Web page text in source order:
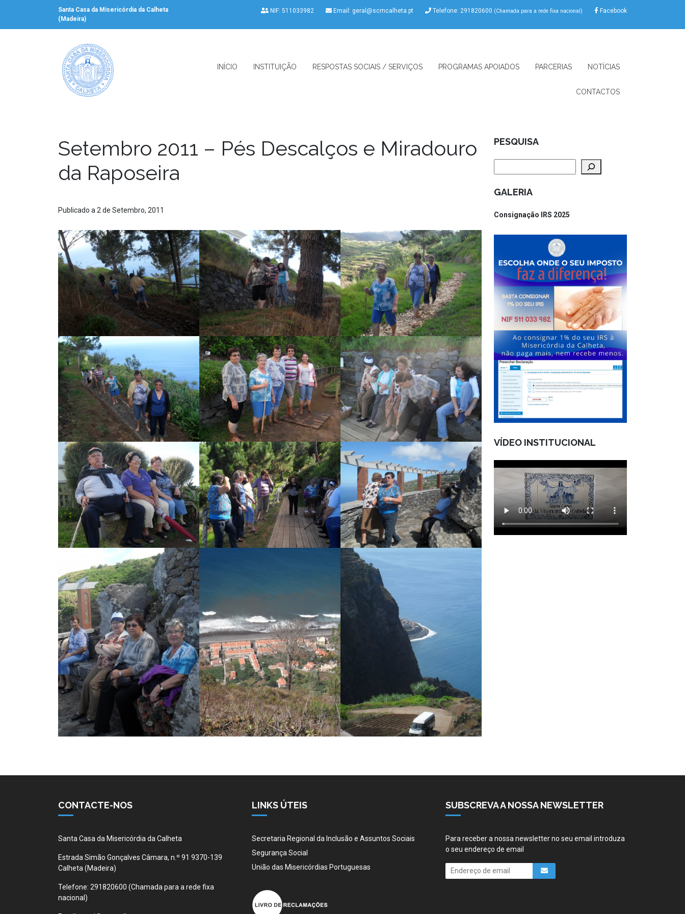
Santa Casa da Misericórdia da Calheta
(Madeira)
NIF: 511033982 Email: geral@scmcalheta.pt Telefone: 291820600 (Chamada para a rede fixa nacional) Facebook
INÍCIO INSTITUIÇÃO RESPOSTAS SOCIAIS / SERVIÇOS PROGRAMAS APOIADOS PARCERIAS NOTÍCIAS
CONTACTOS
Setembro 2011 – Pés Descalços e Miradouro
da Raposeira
Publicado a 2 de Setembro, 2011
PESQUISA
GALERIA
Consignação IRS 2025
VÍDEO INSTITUCIONAL
CONTACTE-NOS
Santa Casa da Misericórdia da Calheta
Estrada Simão Gonçalves Câmara, n.º 91 9370-139
Calheta (Madeira)
Telefone: 291820600 (Chamada para a rede fixa
nacional)
LINKS ÚTEIS
Secretaria Regional da Inclusão e Assuntos Sociais
Segurança Social
União das Misericórdias Portuguesas
SUBSCREVA A NOSSA NEWSLETTER
Para receber a nossa newsletter no seu email introduza
o seu endereço de email